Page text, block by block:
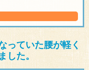
っていた腰が軽く
た。